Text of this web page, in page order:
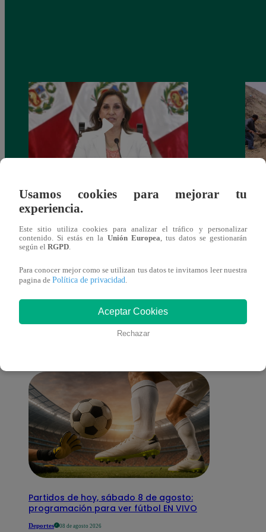
Congreso: proponen que el aumento del
salario presidencial se aplique desde 2026
Las
También te puede
interesar
Partidos de hoy, sábado 8 de agosto:
programación para ver fútbol EN VIVO
Deportes 08 de agosto 2026
Usamos cookies para mejorar tu
experiencia.
Este sitio utiliza cookies para analizar el tráfico y personalizar
contenido. Si estás en la Unión Europea, tus datos se gestionarán
según el RGPD.
Para conocer mejor como se utilizan tus datos te invitamos leer nuestra
pagina de Política de privacidad.
Aceptar Cookies
Rechazar